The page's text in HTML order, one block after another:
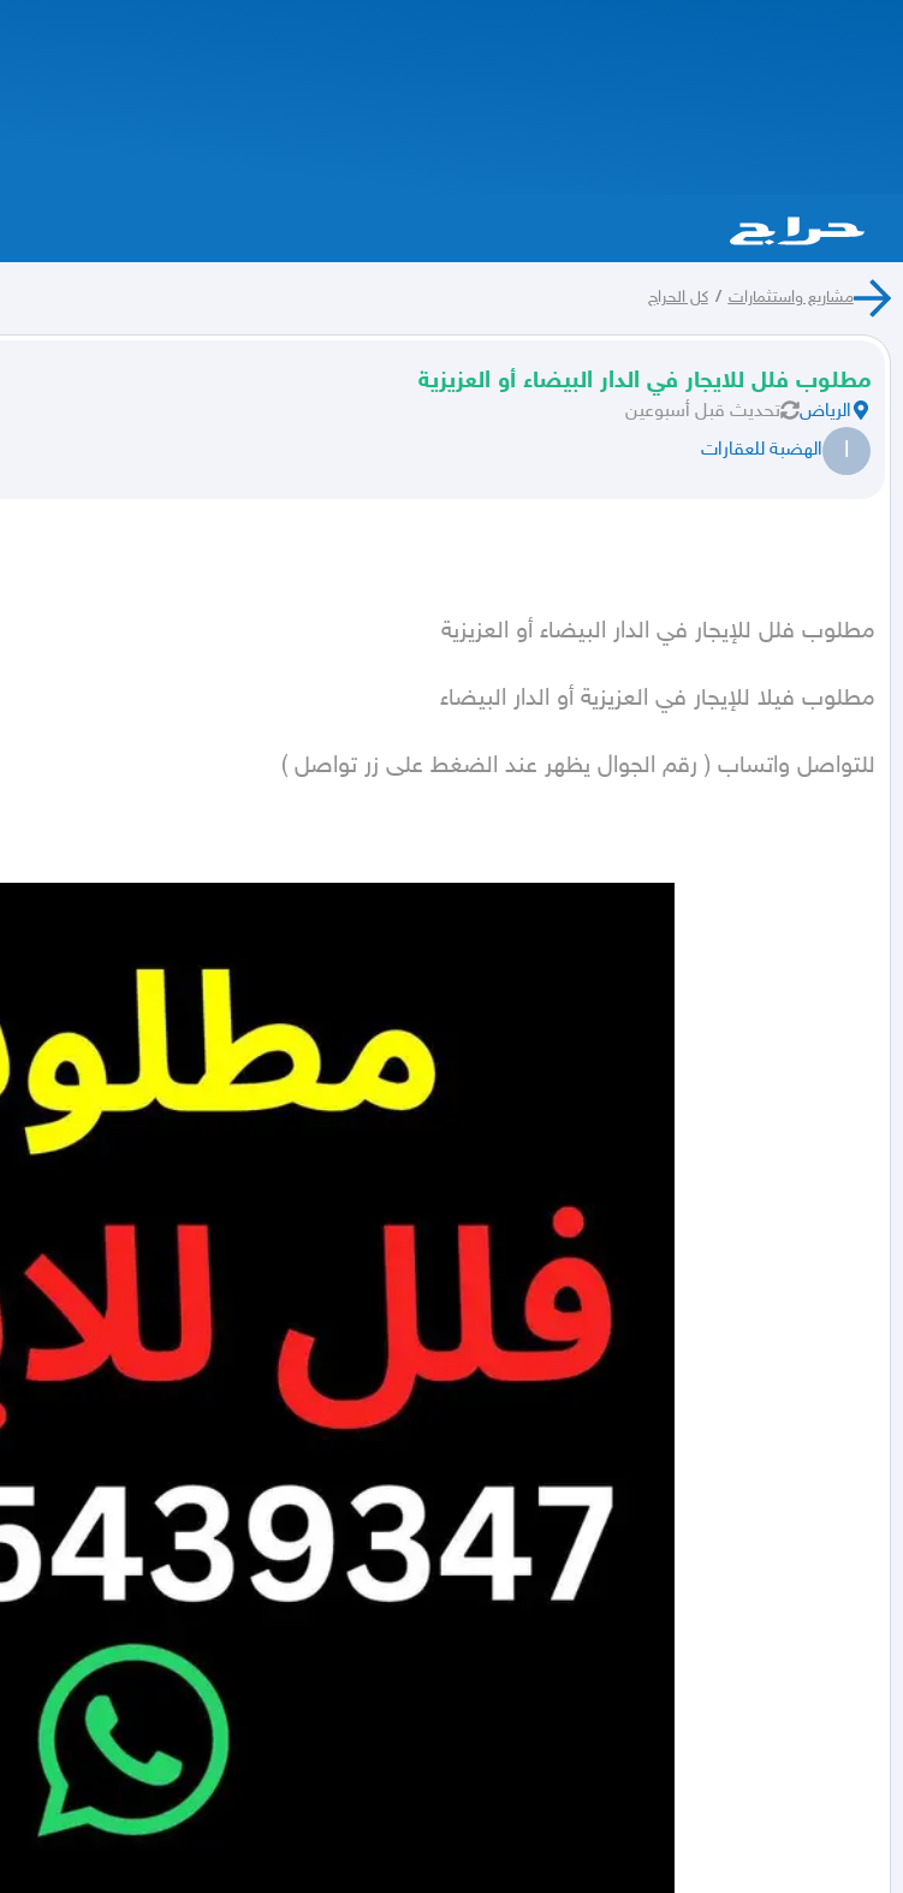
مشاريع واستثمارات / كل الحراج
مطلوب فلل للايجار في الدار البيضاء أو العزيزية
الرياض تحديث قبل أسبوعين
ا الهضبة للعقارات
للتواصل واتساب ( رقم الجوال يظهر عند الضغط على زر تواصل )